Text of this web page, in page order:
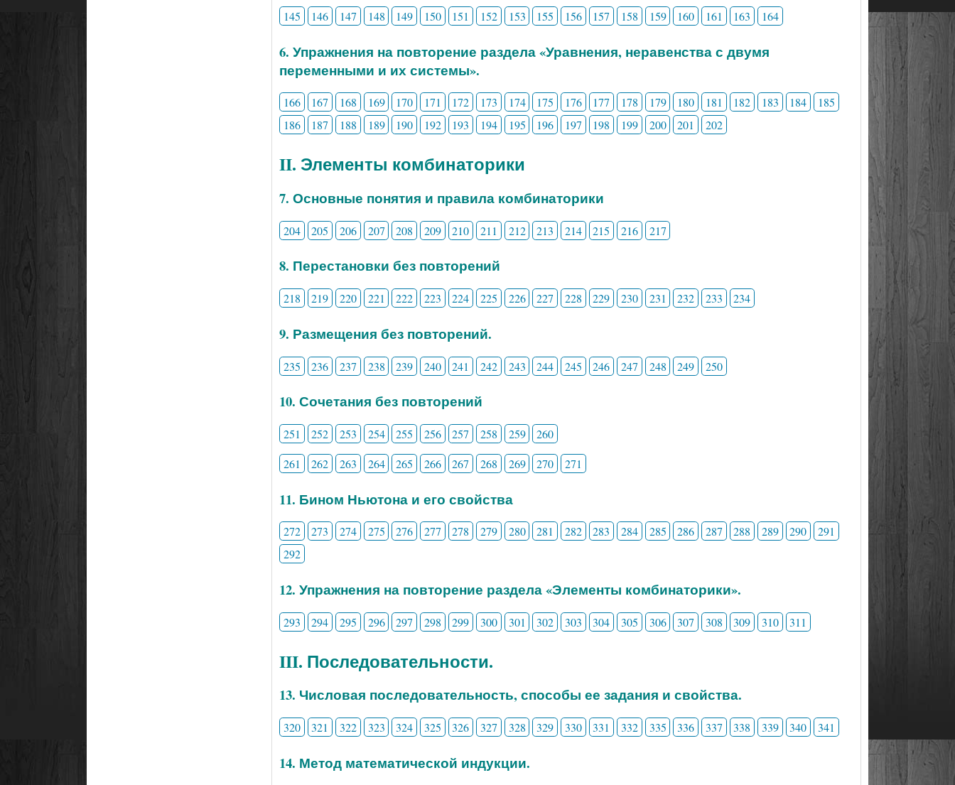
145 146 147 148 149 150 151 152 153 155 156 157 158 159 160 161 163 164
6. Упражнения на повторение раздела «Уравнения, неравенства с двумя
переменными и их системы».
166 167 168 169 170 171 172 173 174 175 176 177 178 179 180 181 182 183 184
185
186
187 188 189 190 192 193 194 195 196 197 198 199 200 201 202
II. Элементы комбинаторики
7. Основные понятия и правила комбинаторики
204 205 206 207 208 209 210 211 212 213 214 215 216 217
8. Перестановки без повторений
218 219 220 221 222 223 224 225 226 227 228 229 230 231 232 233 234
9. Размещения без повторений.
235 236 237 238 239 240 241 242 243 244 245 246 247 248 249 250
10. Сочетания без повторений
251 252 253 254 255 256 257 258 259
260
261
262 263 264 265 266 267 268 269 270 271
11. Бином Ньютона и его свойства
272 273 274 275 276 277 278 279 280 281 282 283 284 285 286 287 288 289 290
291
292
12. Упражнения на повторение раздела «Элементы комбинаторики».
293 294 295 296 297 298 299 300 301 302 303 304 305 306 307 308 309 310 311
III. Последовательности.
13. Числовая последовательность, способы ее задания и свойства.
320 321 322 323 324 325 326 327 328 329 330 331 332 335 336 337 338 339 340 341
14. Метод математической индукции.